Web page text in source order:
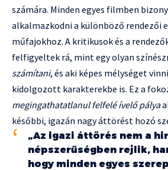
számára. Minden egyes filmben
alkalmazkodni a különböző rendezői
műfajokhoz. A kritikusok és a
felfigyeltek rá, mint egy olyan
számítani, és aki képes mélységet
kidolgozott karakterekbe is. Ez a
megingathatatlanul felfelé ívelő pálya
későbbi, igazán nagy áttörést hozó
„Az igazi áttörés nem a
népszerűségben rejlik,
hogy minden egyes